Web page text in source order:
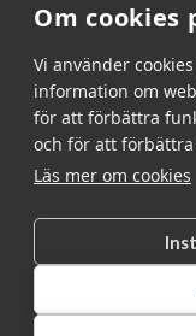
Om cookies
Vi använder
information om
för att förbättra
och för att förbättra
Läs mer om cookies
Garnr